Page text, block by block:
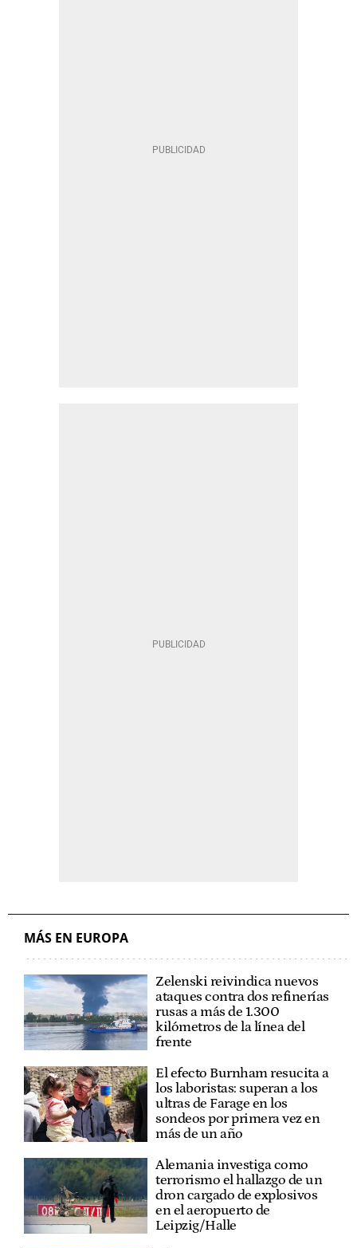
MÁS EN EUROPA
Zelenski reivindica nuevos
ataques contra dos refinerías
rusas a más de 1.300
kilómetros de la línea del
frente
El efecto Burnham resucita a
los laboristas: superan a los
ultras de Farage en los
sondeos por primera vez en
más de un año
Alemania investiga como
terrorismo el hallazgo de un
dron cargado de explosivos
en el aeropuerto de
Leipzig/Halle